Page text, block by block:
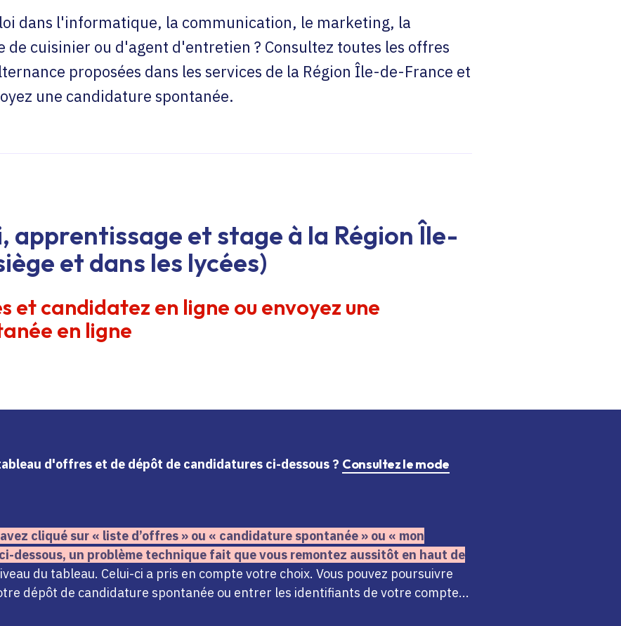
dans l'informatique, la communication, le marketing, la
de cuisinier ou d'agent d'entretien ? Consultez toutes les offres
proposées dans les services de la Région Île-de-France et
une candidature spontanée.
apprentissage et stage à la Région Île-
et dans les lycées)
et candidatez en ligne ou envoyez une
en ligne
d'offres et de dépôt de candidatures ci-dessous ? Consultez le mode
cliqué sur « liste d’offres » ou « candidature spontanée » ou « mon
dessous, un problème technique fait que vous remontez aussitôt en haut de
du tableau. Celui-ci a pris en compte votre choix. Vous pouvez poursuivre
dépôt de candidature spontanée ou entrer les identifiants de votre compte...